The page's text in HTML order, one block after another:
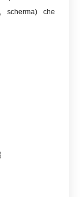
scherma) che